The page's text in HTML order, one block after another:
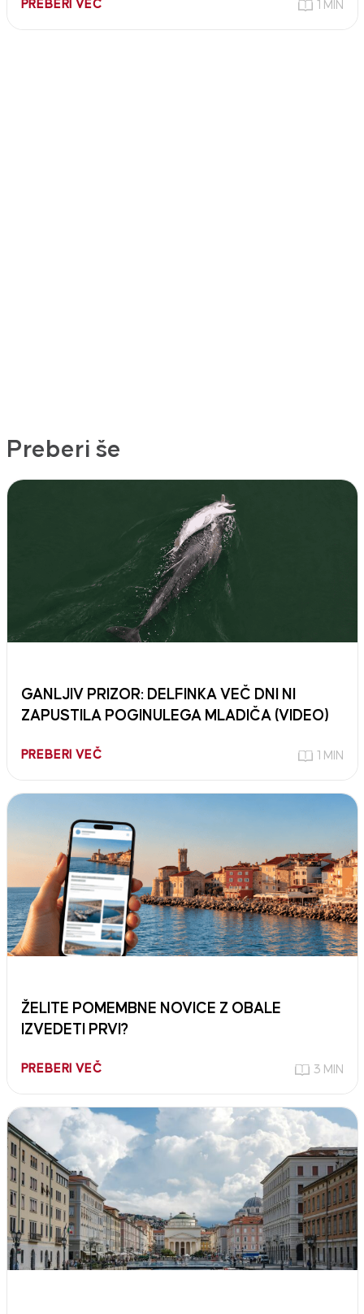
PREBERI VEČ 1 MIN
Preberi še
GANLJIV PRIZOR: DELFINKA VEČ DNI NI
ZAPUSTILA POGINULEGA MLADIČA (VIDEO)
PREBERI VEČ 1 MIN
ŽELITE POMEMBNE NOVICE Z OBALE
IZVEDETI PRVI?
PREBERI VEČ 3 MIN